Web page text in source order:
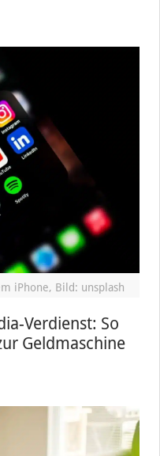
iPhone, Bild: unsplash
Verdienst: So
Geldmaschine